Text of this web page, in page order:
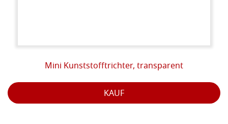
Mini Kunststofftrichter, transparent
KAUF